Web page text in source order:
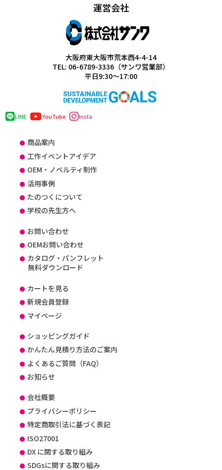
運営会社
大阪府東大阪市荒本西4-4-14
TEL: 06-6789-3336（サンワ営業部）
平日9:30～17:00
LINE YouTube Insta
商品案内
工作イベントアイデア
OEM・ノベルティ制作
活用事例
たのつくについて
学校の先生方へ
お問い合わせ
OEMお問い合わせ
カタログ・パンフレット
無料ダウンロード
カートを見る
新規会員登録
マイページ
ショッピングガイド
かんたん見積り方法のご案内
よくあるご質問（FAQ）
お知らせ
会社概要
プライバシーポリシー
特定商取引法に基づく表記
ISO27001
DX に関する取り組み
SDGsに関する取り組み